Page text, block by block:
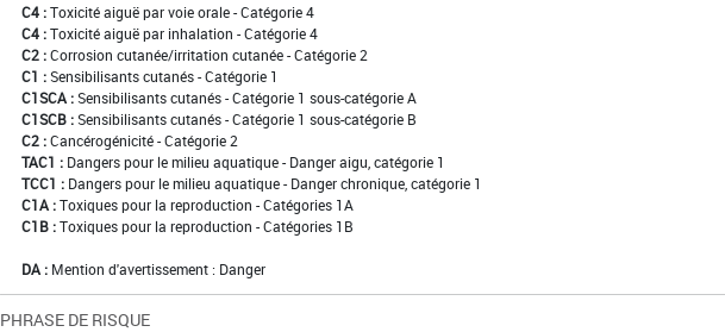
C4 : Toxicité aiguë par voie orale - Catégorie 4
C4 : Toxicité aiguë par inhalation - Catégorie 4
C2 : Corrosion cutanée/irritation cutanée - Catégorie 2
C1 : Sensibilisants cutanés - Catégorie 1
C1SCA : Sensibilisants cutanés - Catégorie 1 sous-catégorie A
C1SCB : Sensibilisants cutanés - Catégorie 1 sous-catégorie B
C2 : Cancérogénicité - Catégorie 2
TAC1 : Dangers pour le milieu aquatique - Danger aigu, catégorie 1
TCC1 : Dangers pour le milieu aquatique - Danger chronique, catégorie 1
C1A : Toxiques pour la reproduction - Catégories 1A
C1B : Toxiques pour la reproduction - Catégories 1B
DA : Mention d'avertissement : Danger
PHRASE DE RISQUE